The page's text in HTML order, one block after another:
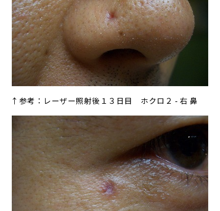
↑参考：レーザー照射後１３日目 ホクロ２ - 右 鼻